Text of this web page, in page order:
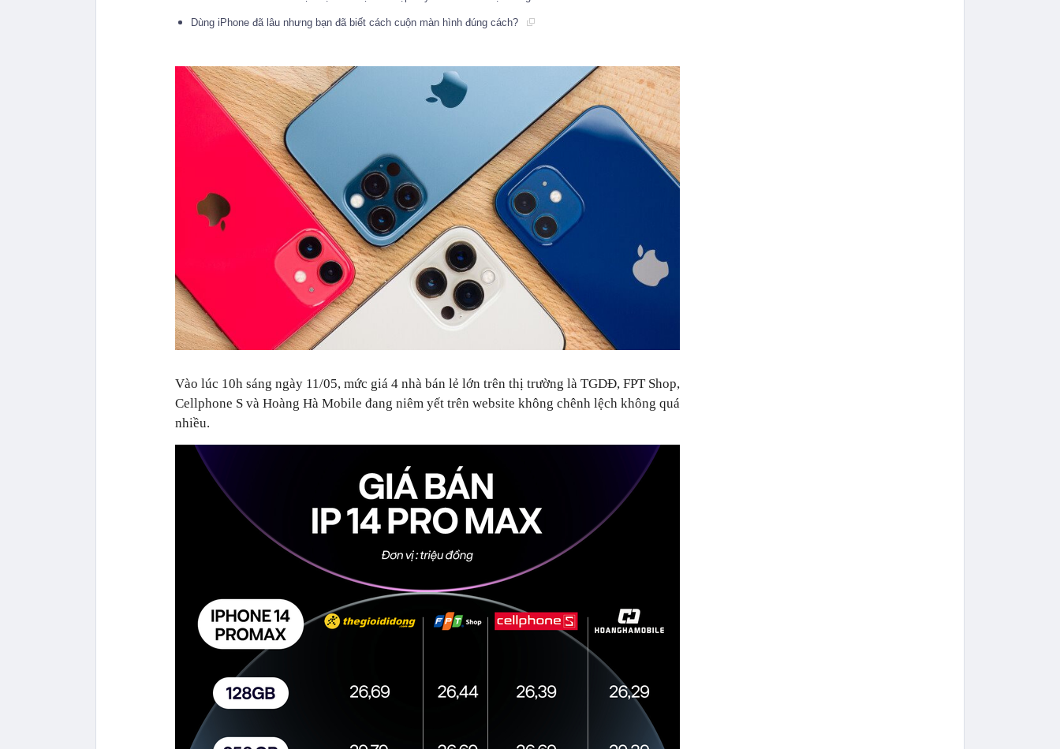
Dùng iPhone đã lâu nhưng bạn đã biết cách cuộn màn hình đúng cách?
Vào lúc 10h sáng ngày 11/05, mức giá 4 nhà bán lẻ lớn trên thị trường là TGDĐ, FPT Shop,
Cellphone S và Hoàng Hà Mobile đang niêm yết trên website không chênh lệch không quá
nhiều.